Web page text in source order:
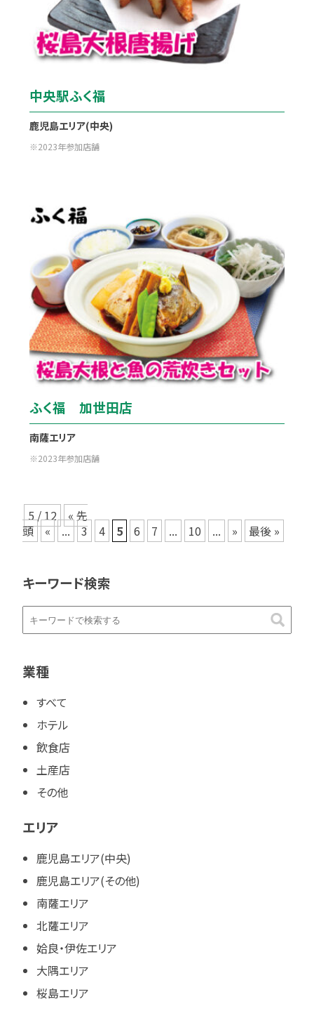
中央駅ふく福
鹿児島エリア(中央)
2023年参加店舗
ふく福 加世田店
南薩エリア
2023年参加店舗
5 / 12
« 先
頭
« ... 3 4 5 6 7 ... 10 ... » 最後 »
キーワード検索
業種
すべて
ホテル
飲食店
土産店
その他
エリア
鹿児島エリア(中央)
鹿児島エリア(その他)
南薩エリア
北薩エリア
姶良・伊佐エリア
大隅エリア
桜島エリア